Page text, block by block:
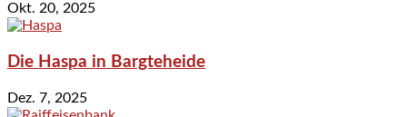
Okt. 20, 2025
Die Haspa in Bargteheide
Dez. 7, 2025